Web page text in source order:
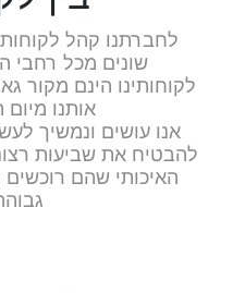
לחברתנו קהל
שונים מכל רחבי
לקוחותינו הינם מקור
אותנו
אנו עושים ונמשיך
להבטיח את שביעות
האיכותי שהם